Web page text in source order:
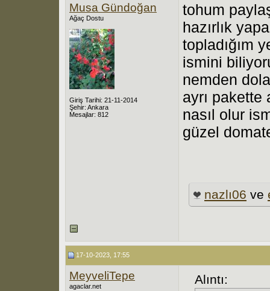
Musa Gündoğan
Ağaç Dostu
Giriş Tarihi: 21-11-2014
Şehir: Ankara
Mesajlar: 812
tohum
hazırlık
topladığım
ismini
nemden
ayrı
nasıl olur
güzel
nazlı06 ve
17-10-2023, 17:55
MeyveliTepe
agaclar.net Alıntı: